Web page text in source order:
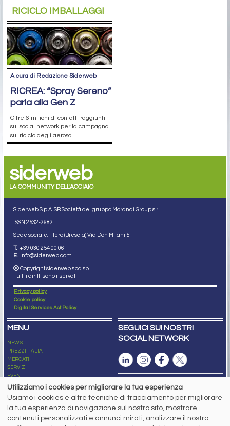
RICICLO IMBALLAGGI
A cura di Redazione Siderweb
RICREA: “Spray Sereno”
parla alla Gen Z
Oltre 6 milioni di contatti raggiunti
sui social network per la campagna
sul riciclo degli aerosol
siderweb
LA COMMUNITY DELL'ACCIAIO
Siderweb S.p.A. SB Società del gruppo Morandi Group s.r.l.
ISSN 2532-2982
Sede sociale: Flero (Brescia) Via Don Milani 5
T. +39 030 254 00 06
E. info@siderweb.com
Copyright siderweb spa sb
Tutti i diritti sono riservati
Privacy policy
Cookie policy
Digital Services Act Policy
MENU
NEWS
PREZZI ITALIA
MERCATI
SERVIZI
EVENTI
ABBONAMENTI
NEWSLETTER
SEGUICI SUI NOSTRI
SOCIAL NETWORK
Capitale Sociale: 190.000€ interamente versato
Registro delle Imprese di Brescia
Utilizziamo i cookies per migliorare la tua esperienza
Usiamo i cookies e altre tecniche di tracciamento per migliorare
la tua esperienza di navigazione sul nostro sito, mostrare
contenuti personalizzati e annunci mirati, analizzare il nostro